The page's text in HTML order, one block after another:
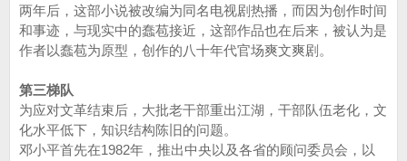
两年后，这部小说被改编为同名电视剧热播，而因为创作时间
和事迹，与现实中的蠢苞接近，这部作品也在后来，被认为是
作者以蠢苞为原型，创作的八十年代官场爽文爽剧。
第三梯队
为应对文革结束后，大批老干部重出江湖，干部队伍老化，文
化水平低下，知识结构陈旧的问题。
邓小平首先在1982年，推出中央以及各省的顾问委员会，以